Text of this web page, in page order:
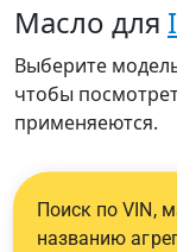
Масло для
Выберите
чтобы
применяеются.
Поиск по VIN,
названию